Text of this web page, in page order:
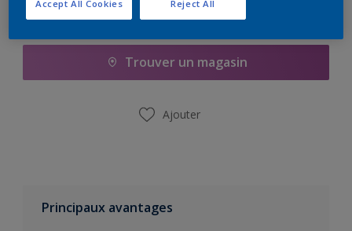
Ajouter à la liste d’achats
Trouver un magasin
Ajouter
Principaux avantages
Reject All
Accept All Cookies